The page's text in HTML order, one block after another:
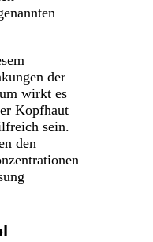
der
wirkt es
Kopfhaut
sein.
den